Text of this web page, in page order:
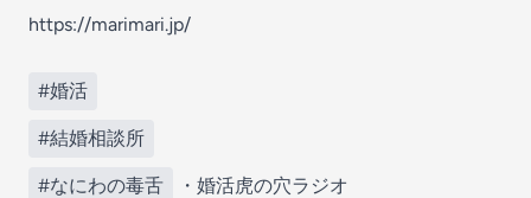
https://marimari.jp/
#婚活
#結婚相談所
#なにわの毒舌 ・婚活虎の穴ラジオ